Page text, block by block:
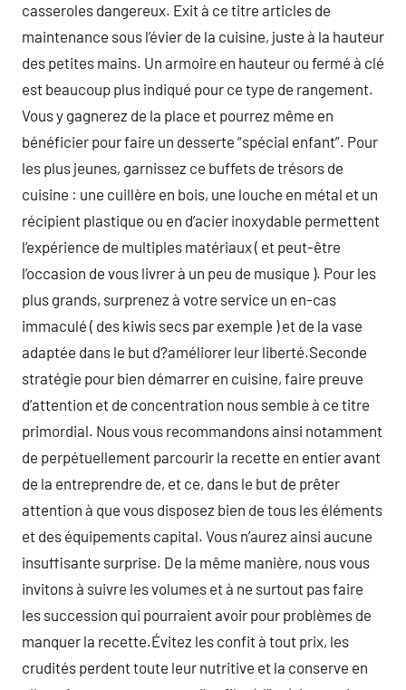
casseroles dangereux. Exit à ce titre articles de
maintenance sous l’évier de la cuisine, juste à la hauteur
des petites mains. Un armoire en hauteur ou fermé à clé
est beaucoup plus indiqué pour ce type de rangement.
Vous y gagnerez de la place et pourrez même en
bénéficier pour faire un desserte “spécial enfant”. Pour
les plus jeunes, garnissez ce buffets de trésors de
cuisine : une cuillère en bois, une louche en métal et un
récipient plastique ou en d’acier inoxydable permettent
l’expérience de multiples matériaux ( et peut-être
l’occasion de vous livrer à un peu de musique ). Pour les
plus grands, surprenez à votre service un en-cas
immaculé ( des kiwis secs par exemple ) et de la vase
adaptée dans le but d?améliorer leur liberté.Seconde
stratégie pour bien démarrer en cuisine, faire preuve
d’attention et de concentration nous semble à ce titre
primordial. Nous vous recommandons ainsi notamment
de perpétuellement parcourir la recette en entier avant
de la entreprendre de, et ce, dans le but de prêter
attention à que vous disposez bien de tous les éléments
et des équipements capital. Vous n’aurez ainsi aucune
insuffisante surprise. De la même manière, nous vous
invitons à suivre les volumes et à ne surtout pas faire
les succession qui pourraient avoir pour problèmes de
manquer la recette.Évitez les confit à tout prix, les
crudités perdent toute leur nutritive et la conserve en